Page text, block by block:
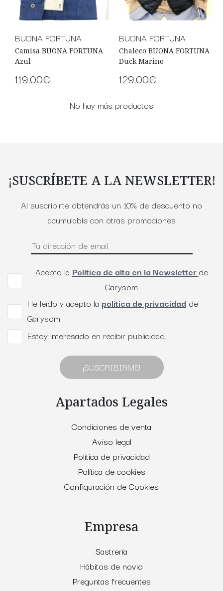
BUONA FORTUNA
Camisa BUONA FORTUNA
Azul
119,00€
BUONA FORTUNA
Chaleco BUONA FORTUNA
Duck Marino
129,00€
No hay más productos
¡SUSCRÍBETE A LA NEWSLETTER!
Al suscribirte obtendrás un 10% de descuento no
acumulable con otras promociones
Acepto la Política de alta en la Newsletterde
Garysom
He leído y acepto la política de privacidad de
Garysom.
Estoy interesado en recibir publicidad.
¡SUSCRIBIRME!
Apartados Legales
Condiciones de venta
Aviso legal
Política de privacidad
Política de cookies
Configuración de Cookies
Empresa
Sastrería
Hábitos de novio
Preguntas frecuentes